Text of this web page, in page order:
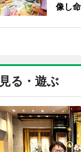
像し
見る・遊ぶ